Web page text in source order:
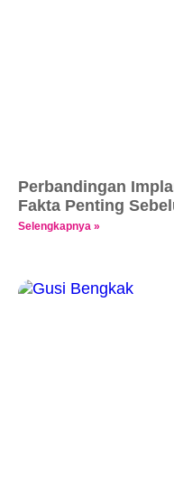
Perbandingan
Fakta Penting
Selengkapnya »